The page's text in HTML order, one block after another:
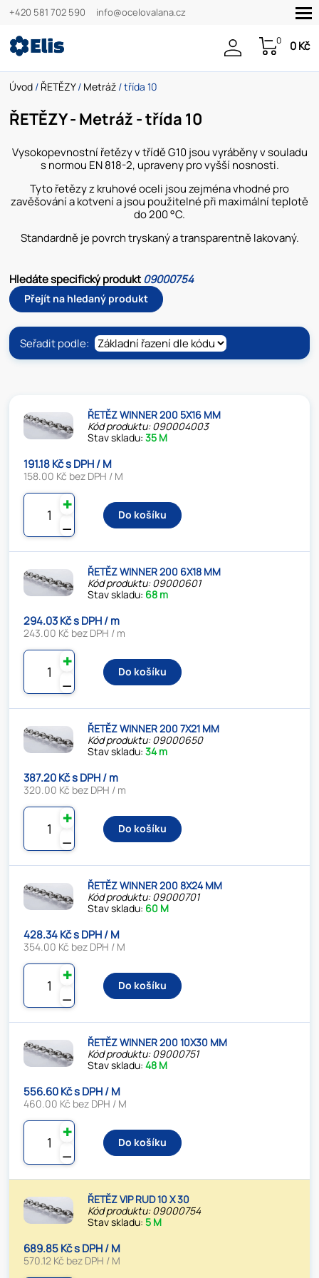
+420 581 702 590 info@ocelovalana.cz
0 0 Kč
Úvod / ŘETĚZY/ Metráž / třída 10
ŘETĚZY - Metráž - třída 10
Vysokopevnostní řetězy v třídě G10 jsou vyráběny v souladu
s normou EN 818-2, upraveny pro vyšší nosnosti.
Tyto řetězy z kruhové oceli jsou zejména vhodné pro
zavěšování a kotvení a jsou použitelné při maximální teplotě
do 200 °C.
Standardně je povrch tryskaný a transparentně lakovaný.
Hledáte specifický produkt09000754
Přejít na hledaný produkt
Seřadit podle:
ŘETĚZ WINNER 200 5X16 MM
Kód produktu: 090004003
Stav skladu:35 M
191.18 Kč s DPH / M
158.00 Kč bez DPH / M
⚊
✚
Do košíku
ŘETĚZ WINNER 200 6X18 MM
Kód produktu: 09000601
Stav skladu: 68 m
294.03 Kč s DPH / m
243.00 Kč bez DPH / m
⚊
✚
Do košíku
ŘETĚZ WINNER 200 7X21 MM
Kód produktu: 09000650
Stav skladu:34 m
387.20 Kč s DPH / m
320.00 Kč bez DPH / m
⚊
✚
Do košíku
ŘETĚZ WINNER 200 8X24 MM
Kód produktu: 09000701
Stav skladu: 60 M
428.34 Kč s DPH / M
354.00 Kč bez DPH / M
⚊
✚
Do košíku
ŘETĚZ WINNER 200 10X30 MM
Kód produktu: 09000751
Stav skladu:48 M
556.60 Kč s DPH / M
460.00 Kč bez DPH / M
⚊
✚
Do košíku
ŘETĚZ VIP RUD 10 X 30
Kód produktu: 09000754
Stav skladu:5 M
689.85 Kč s DPH / M
570.12 Kč bez DPH / M